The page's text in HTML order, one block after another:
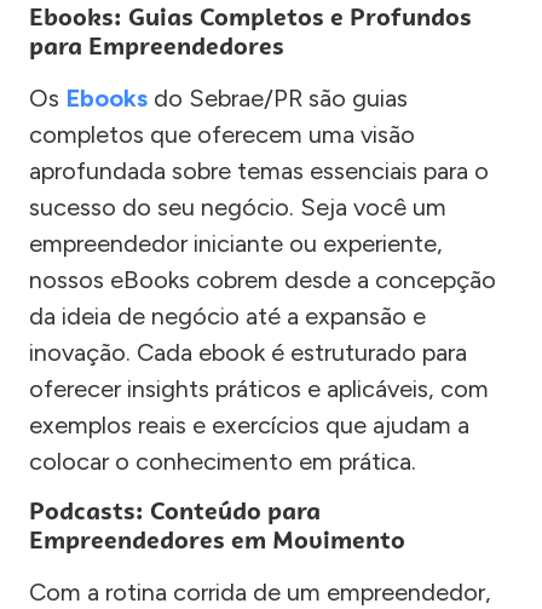
Ebooks: Guias Completos e Profundos
para Empreendedores
Os Ebooks do Sebrae/PR são guias
completos que oferecem uma visão
aprofundada sobre temas essenciais para o
sucesso do seu negócio. Seja você um
empreendedor iniciante ou experiente,
nossos eBooks cobrem desde a concepção
da ideia de negócio até a expansão e
inovação. Cada ebook é estruturado para
oferecer insights práticos e aplicáveis, com
exemplos reais e exercícios que ajudam a
colocar o conhecimento em prática.
Podcasts: Conteúdo para
Empreendedores em Movimento
Com a rotina corrida de um empreendedor,